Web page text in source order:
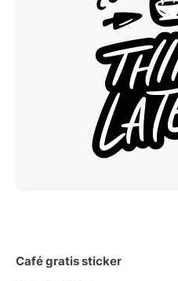
Café gratis sticker